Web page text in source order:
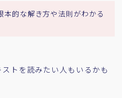
本的な解き方や法則がわかる
トを読みたい人もいるかも